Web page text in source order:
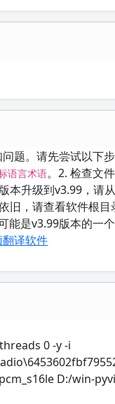
题。请先尝试以下
语言术语。2. 检查文
本升级到v3.99，
旧，请查看软件根目
能是v3.99版本的
译软件
0 -y -i
D:/win-